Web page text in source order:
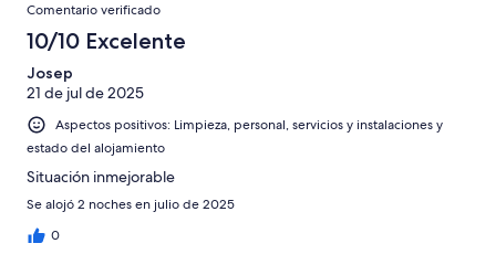
Comentario verificado
10/10 Excelente
Josep
21 de jul de 2025
Aspectos positivos: Limpieza, personal, servicios y instalaciones y
estado del alojamiento
Situación inmejorable
Se alojó 2 noches en julio de 2025
0